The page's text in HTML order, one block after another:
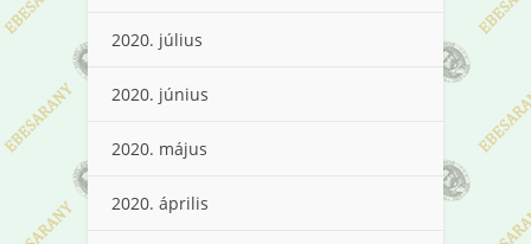
2020. július
2020. június
2020. május
2020. április